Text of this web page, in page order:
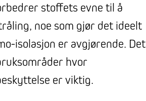
stoffets evne til å
noe som gjør det ideelt
isolasjon er avgjørende. Det
hvor
er viktig.